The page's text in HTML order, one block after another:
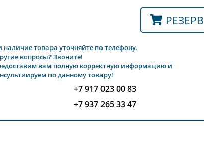
РЕЗЕРВ
наличие товара уточняйте по телефону.
вопросы? Звоните!
вам полную корректную информацию и
по данному товару!
+7 917 023 00 83
+7 937 265 33 47